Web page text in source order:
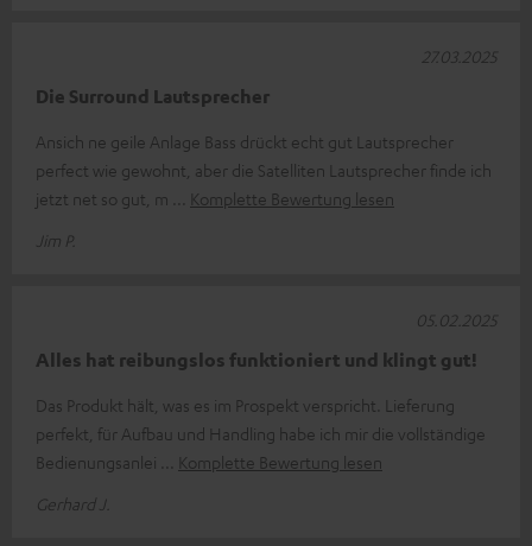
Die Surround Lautsprecher
Ansich ne geile Anlage Bass drückt echt gut Lautsprecher
perfect wie gewohnt, aber die Satelliten Lautsprecher finde ich
jetzt net so gut, m
Komplette Bewertung lesen
Jim P.
27.03.2025
Alles hat reibungslos funktioniert und klingt gut!
Das Produkt hält, was es im Prospekt verspricht. Lieferung
perfekt, für Aufbau und Handling habe ich mir die vollständige
Bedienungsanlei
Komplette Bewertung lesen
Gerhard J.
05.02.2025